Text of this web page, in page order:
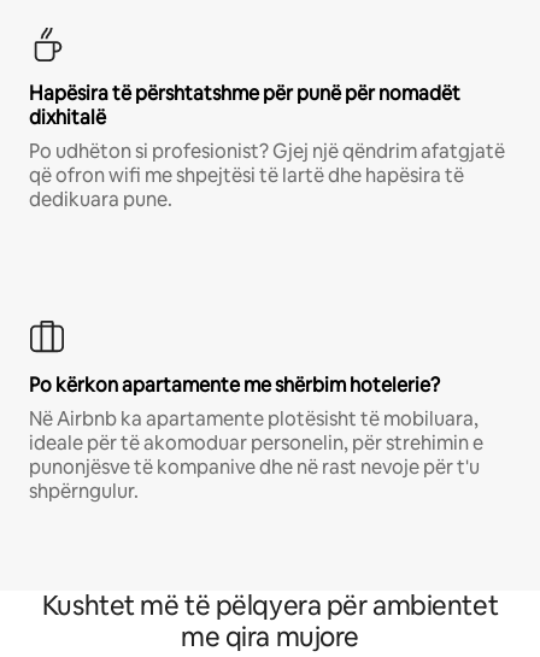
Hapësira të përshtatshme për punë për nomadët
dixhitalë
Po udhëton si profesionist? Gjej një qëndrim afatgjatë
që ofron wifi me shpejtësi të lartë dhe hapësira të
dedikuara pune.
Po kërkon apartamente me shërbim hotelerie?
Në Airbnb ka apartamente plotësisht të mobiluara,
ideale për të akomoduar personelin, për strehimin e
punonjësve të kompanive dhe në rast nevoje për t'u
shpërngulur.
Kushtet më të pëlqyera për ambientet
me qira mujore